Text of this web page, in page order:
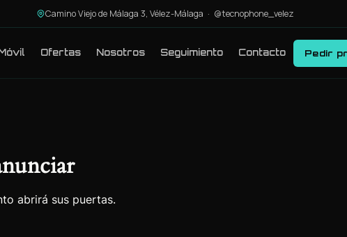
Camino Viejo de Málaga 3, Vélez-Málaga · @tecnophone_velez
Ofertas Nosotros Seguimiento Contacto Pedir
abrirá sus puertas.